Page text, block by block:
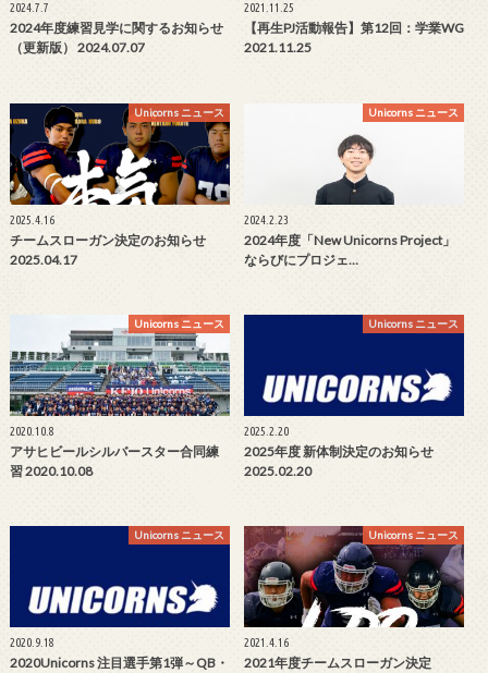
2024.7.7
2024年度練習見学に関するお知らせ
（更新版） 2024.07.07
2021.11.25
【再生PJ活動報告】第12回：学業WG
2021.11.25
Unicorns ニュース
2025.4.16
チームスローガン決定のお知らせ
2025.04.17
Unicorns ニュース
2024.2.23
2024年度「New Unicorns Project」
ならびにプロジェ…
Unicorns ニュース
2020.10.8
アサヒビールシルバースター合同練
習 2020.10.08
Unicorns ニュース
2025.2.20
2025年度 新体制決定のお知らせ
2025.02.20
Unicorns ニュース
2020.9.18
2020Unicorns 注目選手第1弾～QB・
Unicorns ニュース
2021.4.16
2021年度チームスローガン決定